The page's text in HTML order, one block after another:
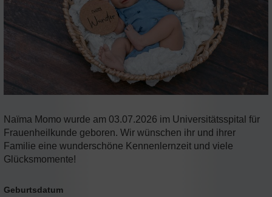
Naïma Momo wurde am 03.07.2026 im Universitätsspital für
Frauenheilkunde geboren. Wir wünschen ihr und ihrer
Familie eine wunderschöne Kennenlernzeit und viele
Glücksmomente!
Geburtsdatum